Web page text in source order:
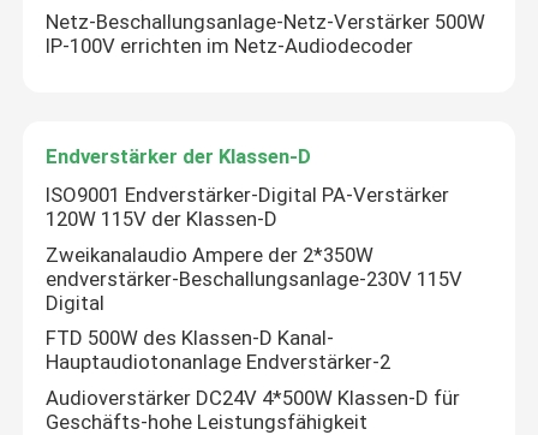
Netz-Beschallungsanlage-Netz-Verstärker 500W
IP-100V errichten im Netz-Audiodecoder
Endverstärker der Klassen-D
ISO9001 Endverstärker-Digital PA-Verstärker
120W 115V der Klassen-D
Zweikanalaudio Ampere der 2*350W
endverstärker-Beschallungsanlage-230V 115V
Digital
FTD 500W des Klassen-D Kanal-
Hauptaudiotonanlage Endverstärker-2
Audioverstärker DC24V 4*500W Klassen-D für
Geschäfts-hohe Leistungsfähigkeit